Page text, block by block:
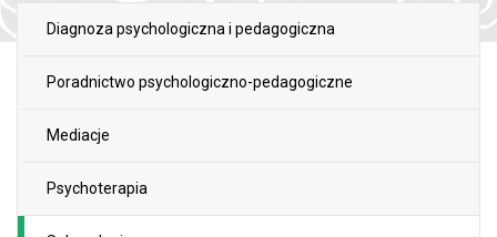
Diagnoza psychologiczna i pedagogiczna
Poradnictwo psychologiczno-pedagogiczne
Mediacje
Psychoterapia